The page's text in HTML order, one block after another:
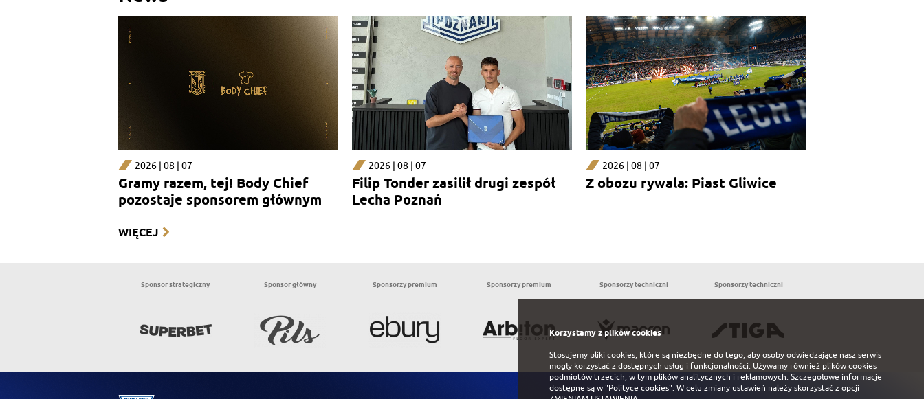
2026 | 08 | 07
Gramy razem, tej! Body Chief
pozostaje sponsorem głównym
2026 | 08 | 07
Filip Tonder zasilił drugi zespół
Lecha Poznań
2026 | 08 | 07
Z obozu rywala: Piast Gliwice
WIĘCEJ
Sponsor strategiczny Sponsor główny Sponsorzy premium Sponsorzy premium Sponsorzy techniczni Sponsorzy techniczni
Korzystamy z plików cookies
Stosujemy pliki cookies, które są niezbędne do tego, aby osoby odwiedzające nasz serwis
mogły korzystać z dostępnych usług i funkcjonalności. Używamy również plików cookies
podmiotów trzecich, w tym plików analitycznych i reklamowych. Szczegołowe informacje
dostępne są w"Polityce cookies". W celu zmiany ustawień należy skorzystać z opcji